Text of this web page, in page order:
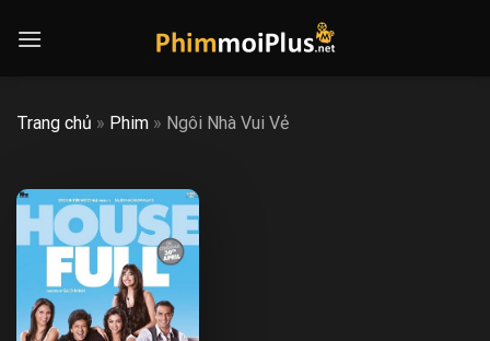
Trang chủ » Phim » Ngôi Nhà Vui Vẻ